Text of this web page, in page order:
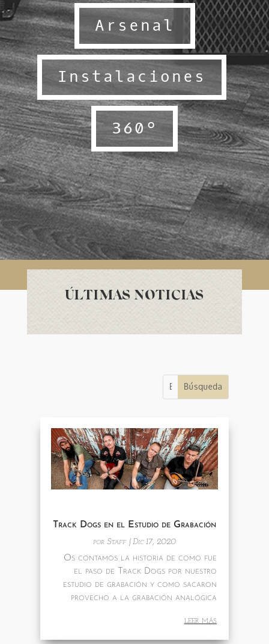
Arsenal
Instalaciones
360º
ÚLTIMAS NOTICIAS
Track Dogs en el Estudio de Grabación
por Staff| Dic 17, 2020
Os contamos la historia de como fue
el paso de Track Dogs por nuestro
estudio de grabación y como sacaron
provecho a la grabación analógica
leer más